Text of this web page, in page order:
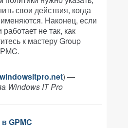
свои действия, когда
Наконец, если
не так, как
к мастеру Group
) —
Windows IT Pro
GPMC